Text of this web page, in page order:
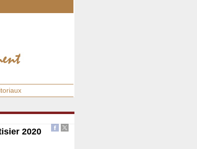
2020